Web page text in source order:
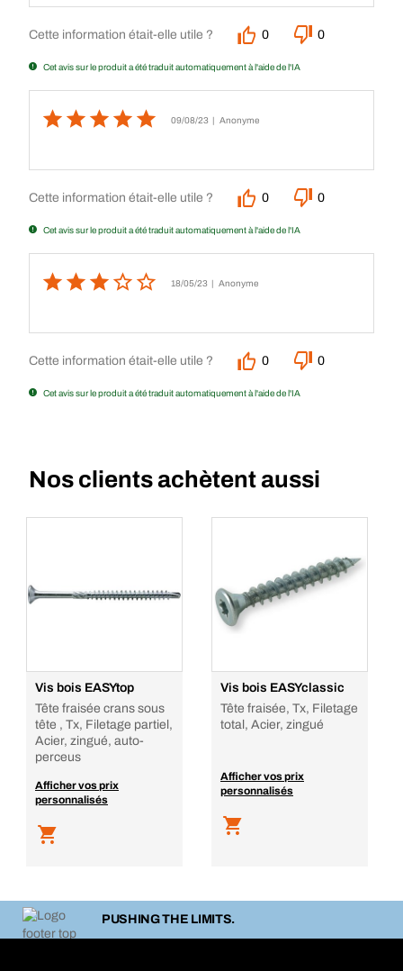
Cette information était-elle utile ? 0 0
Cet avis sur le produit a été traduit automatiquement à l'aide de l'IA
09/08/23 | Anonyme
Cette information était-elle utile ? 0 0
Cet avis sur le produit a été traduit automatiquement à l'aide de l'IA
18/05/23 | Anonyme
Cette information était-elle utile ? 0 0
Cet avis sur le produit a été traduit automatiquement à l'aide de l'IA
Nos clients achètent aussi
Vis bois EASYtop
Tête fraisée crans sous
tête , Tx, Filetage partiel,
Acier, zingué, auto-
perceus
Afficher vos prix
personnalisés
Vis bois EASYclassic
Tête fraisée, Tx, Filetage
total, Acier, zingué
Afficher vos prix
personnalisés
PUSHING THE LIMITS.